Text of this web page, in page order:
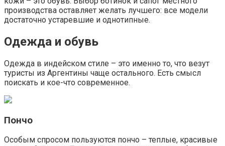
производства оставляет желать лучшего: все модели
достаточно устаревшие и однотипные.
Одежда и обувь
Одежда в индейском стиле – это именно то, что везут
туристы из Аргентины чаще остального. Есть смысл
поискать и кое-что современное.
Пончо
Особым спросом пользуются пончо – теплые, красивые